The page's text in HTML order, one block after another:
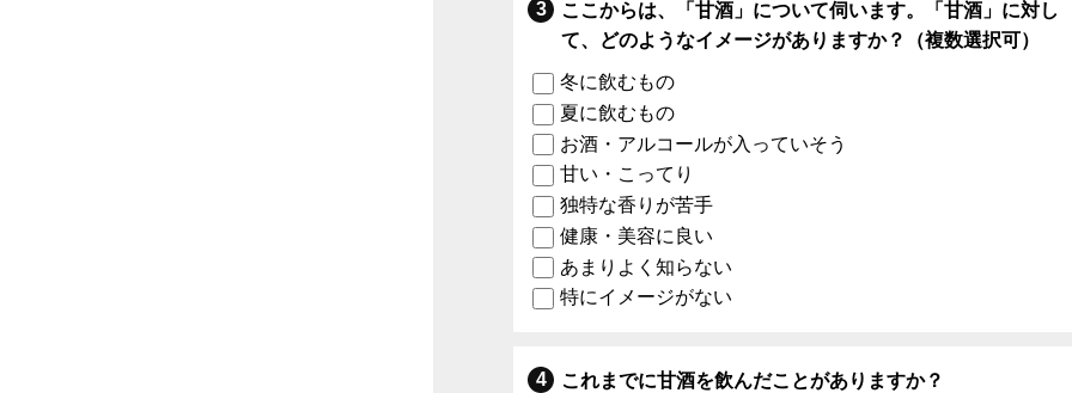
ここからは、「甘酒」について伺います。「甘酒」に対し
て、どのようなイメージがありますか？（複数選択可）
冬に飲むもの
夏に飲むもの
お酒・アルコールが入っていそう
甘い・こってり
独特な香りが苦手
健康・美容に良い
あまりよく知らない
特にイメージがない
これまでに甘酒を飲んだことがありますか？